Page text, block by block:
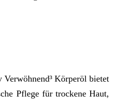
Körperöl bietet
Pflege für trockene Haut,